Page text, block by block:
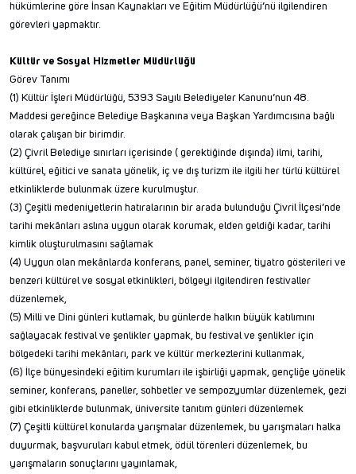
hükümlerine göre İnsan Kaynakları ve Eğitim Müdürlüğü’nü ilgilendiren
görevleri yapmaktır.
Kültür ve Sosyal Hizmetler Müdürlüğü
Görev Tanımı
(1) Kültür İşleri Müdürlüğü, 5393 Sayılı Belediyeler Kanunu’nun 48.
Maddesi gereğince Belediye Başkanına veya Başkan Yardımcısına bağlı
olarak çalışan bir birimdir.
(2) Çivril Belediye sınırları içerisinde ( gerektiğinde dışında) ilmi, tarihi,
kültürel, eğitici ve sanata yönelik, iç ve dış turizm ile ilgili her türlü kültürel
etkinliklerde bulunmak üzere kurulmuştur.
(3) Çeşitli medeniyetlerin hatıralarının bir arada bulunduğu Çivril İlçesi’nde
tarihi mekânları aslına uygun olarak korumak, elden geldiği kadar, tarihi
kimlik oluşturulmasını sağlamak
(4) Uygun olan mekânlarda konferans, panel, seminer, tiyatro gösterileri ve
benzeri kültürel ve sosyal etkinlikleri, bölgeyi ilgilendiren festivaller
düzenlemek,
(5) Milli ve Dini günleri kutlamak, bu günlerde halkın büyük katılımını
sağlayacak festival ve şenlikler yapmak, bu festival ve şenlikler için
bölgedeki tarihi mekânları, park ve kültür merkezlerini kullanmak,
(6) İlçe bünyesindeki eğitim kurumları ile işbirliği yapmak, gençliğe yönelik
seminer, konferans, paneller, sohbetler ve sempozyumlar düzenlemek, gezi
gibi etkinliklerde bulunmak, üniversite tanıtım günleri düzenlemek
(7) Çeşitli kültürel konularda yarışmalar düzenlemek, bu yarışmaları halka
duyurmak, başvuruları kabul etmek, ödül törenleri düzenlemek, bu
yarışmaların sonuçlarını yayınlamak,